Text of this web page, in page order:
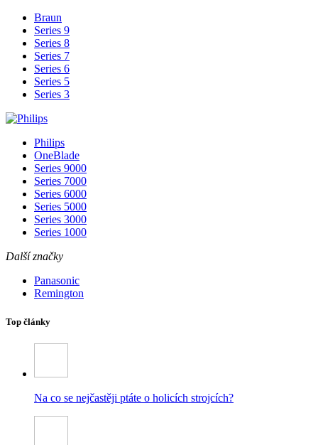
Braun
Series 9
Series 8
Series 7
Series 6
Series 5
Series 3
Philips
OneBlade
Series 9000
Series 7000
Series 6000
Series 5000
Series 3000
Series 1000
Další značky
Panasonic
Remington
Top články
Na co se nejčastěji ptáte o holicích strojcích?